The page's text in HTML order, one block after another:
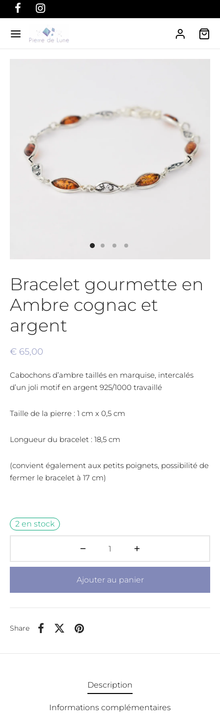
Bracelet gourmette en
Ambre cognac et
argent
€ 65,00
Cabochons d’ambre taillés en marquise, intercalés
d’un joli motif en argent 925/1000 travaillé
Taille de la pierre : 1 cm x 0,5 cm
Longueur du bracelet : 18,5 cm
(convient également aux petits poignets, possibilité de
fermer le bracelet à 17 cm)
2 en stock
Ajouter au panier
Share
Description
Informations complémentaires